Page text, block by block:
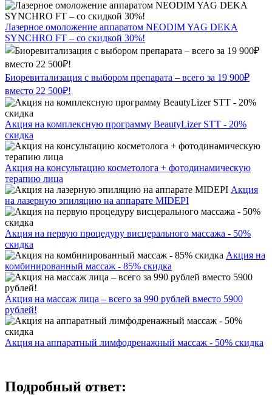
Лазерное омоложение аппаратом NEODIM YAG DEKA
SYNCHRO FT – со скидкой 30%!
Биоревитализация с выбором препарата – всего за 19 900₽
вместо 22 500₽!
Акция на комплексную программу BeautyLizer STT - 20%
скидка
Акция на консультацию косметолога + фотодинамическую
терапию лица
Акция
на лазерную эпиляцию на аппарате MIDEPI
Акция на первую процедуру висцерального массажа - 50%
скидка
Акция на
комбинированный массаж - 85% скидка
Акция на массаж лица – всего за 990 рублей вместо 5900
рублей!
Акция на аппаратный лимфодренажный массаж - 50% скидка
Подробный ответ: